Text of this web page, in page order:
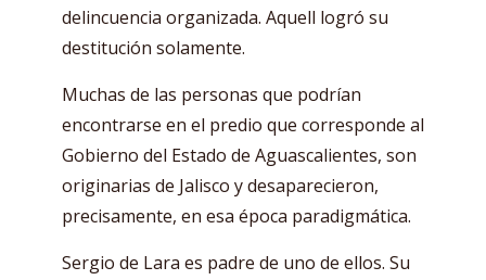
delincuencia organizada. Aquell logró su
destitución solamente.
Muchas de las personas que podrían
encontrarse en el predio que corresponde al
Gobierno del Estado de Aguascalientes, son
originarias de Jalisco y desaparecieron,
precisamente, en esa época paradigmática.
Sergio de Lara es padre de uno de ellos. Su